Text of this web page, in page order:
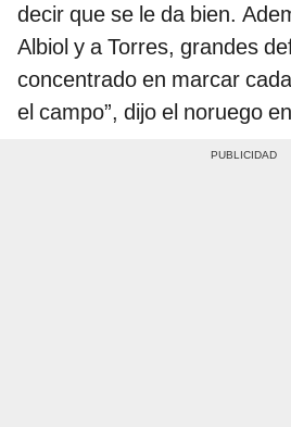
decir que se le da bien.
Albiol y a Torres, grandes
concentrado en marcar
el campo”, dijo el noruego